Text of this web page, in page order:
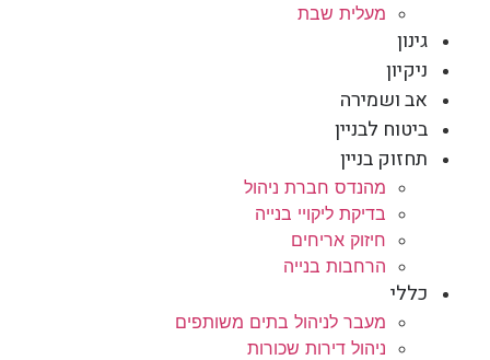
מעלית שבת
גינון
ניקיון
אב ושמירה
ביטוח לבניין
תחזוק בניין
מהנדס חברת ניהול
בדיקת ליקויי בנייה
חיזוק אריחים
הרחבות בנייה
כללי
מעבר לניהול בתים משותפים
ניהול דירות שכורות